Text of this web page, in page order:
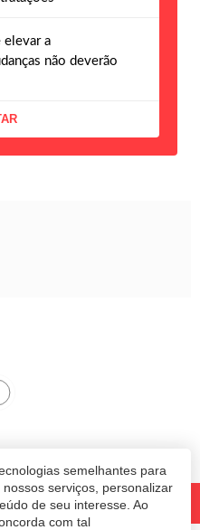
semelhantes para
serviços, personalizar
de seu interesse. Ao
com tal
elevar a
não deverão